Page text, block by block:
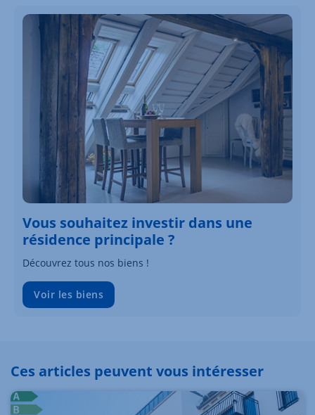
Vous souhaitez investir dans une
résidence principale ?
Découvrez tous nos biens !
Voir les biens
Ces articles peuvent vous intéresser